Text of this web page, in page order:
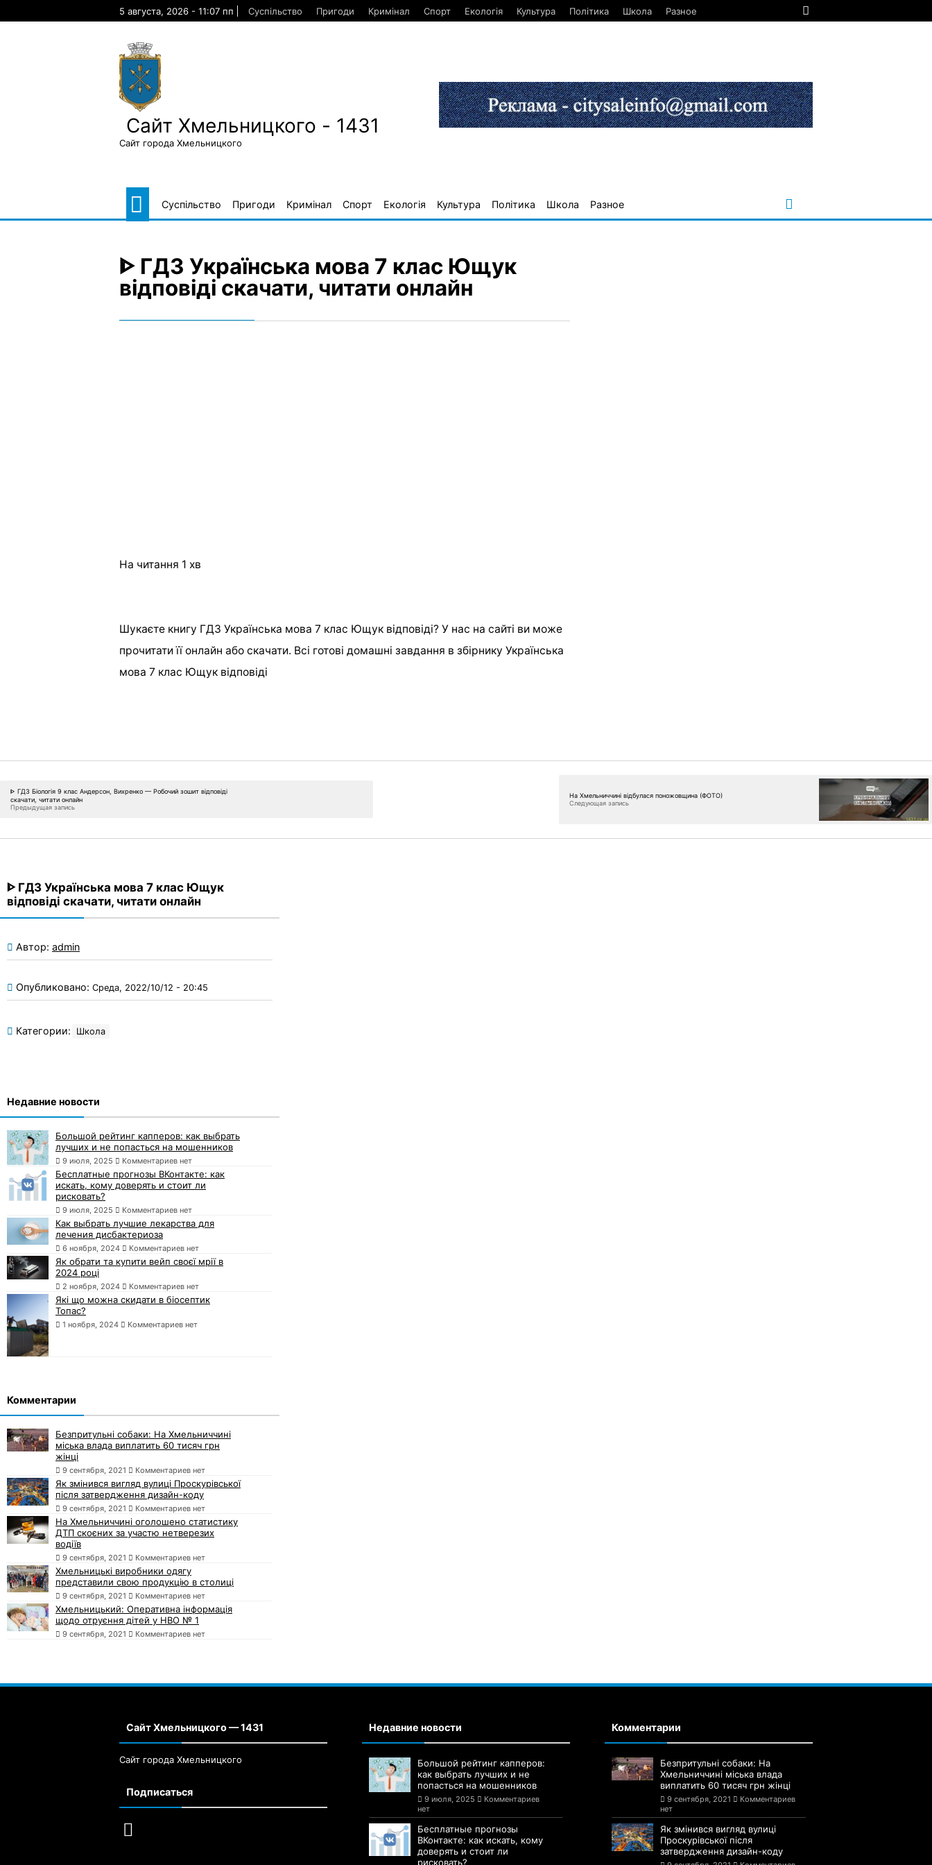
5 августа, 2026 - 11:07 пп Суспільство Пригоди Кримінал Спорт Екологія Культура Політика Школа Разное
Сайт Хмельницкого - 1431
Сайт города Хмельницкого
Суспільство Пригоди Кримінал Спорт Екологія Культура Політика Школа Разное
ᐈ ГДЗ Українська мова 7 клас Ющук
відповіді скачати, читати онлайн
На читання 1 хв
Шукаєте книгу ГДЗ Українська мова 7 клас Ющук відповіді? У нас на сайті ви може
прочитати її онлайн або скачати. Всі готові домашні завдання в збірнику Українська
мова 7 клас Ющук відповіді
ᐈ ГДЗ Біологія 9 клас Андерсон, Вихренко — Робочий зошит відповіді
скачати, читати онлайн
Предыдущая запись
На Хмельниччині відбулася поножовщина (ФОТО)
Следующая запись
ᐈ ГДЗ Українська мова 7 клас Ющук
відповіді скачати, читати онлайн
Автор: admin
Опубликовано: Среда, 2022/10/12 - 20:45
Категории: Школа
Недавние новости
Большой рейтинг капперов: как выбрать
лучших и не попасться на мошенников
9 июля, 2025 Комментариев нет
Бесплатные прогнозы ВКонтакте: как
искать, кому доверять и стоит ли
рисковать?
9 июля, 2025 Комментариев нет
Как выбрать лучшие лекарства для
лечения дисбактериоза
6 ноября, 2024 Комментариев нет
Як обрати та купити вейп своєї мрії в
2024 році
2 ноября, 2024 Комментариев нет
Які що можна скидати в біосептик
Топас?
1 ноября, 2024 Комментариев нет
Комментарии
Безпритульні собаки: На Хмельниччині
міська влада виплатить 60 тисяч грн
жінці
9 сентября, 2021 Комментариев нет
Як змінився вигляд вулиці Проскурівської
після затвердження дизайн-коду
9 сентября, 2021 Комментариев нет
На Хмельниччині оголошено статистику
ДТП скоєних за участю нетверезих
водіїв
9 сентября, 2021 Комментариев нет
Хмельницькі виробники одягу
представили свою продукцію в столиці
9 сентября, 2021 Комментариев нет
Хмельницький: Оперативна інформація
щодо отруєння дітей у НВО № 1
9 сентября, 2021 Комментариев нет
Сайт Хмельницкого — 1431
Сайт города Хмельницкого
Подписаться
Недавние новости
Большой рейтинг капперов:
как выбрать лучших и не
попасться на мошенников
9 июля, 2025
Комментариев
нет
Бесплатные прогнозы
ВКонтакте: как искать, кому
доверять и стоит ли
рисковать?
Комментарии
Безпритульні собаки: На
Хмельниччині міська влада
виплатить 60 тисяч грн жінці
9 сентября, 2021
Комментариев
нет
Як змінився вигляд вулиці
Проскурівської після
затвердження дизайн-коду